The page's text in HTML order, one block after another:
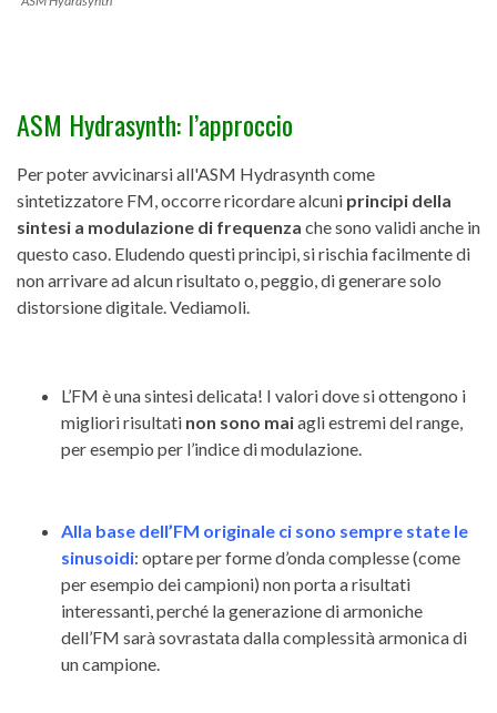
ASM Hydrasynth: l’approccio
Per poter avvicinarsi all'ASM Hydrasynth come
sintetizzatore FM, occorre ricordare alcuni principi della
sintesi a modulazione di frequenza che sono validi anche in
questo caso. Eludendo questi principi, si rischia facilmente di
non arrivare ad alcun risultato o, peggio, di generare solo
distorsione digitale. Vediamoli.
L’FM è una sintesi delicata! I valori dove si ottengono i
migliori risultati non sono maiagli estremi del range,
per esempio per l’indice di modulazione.
Alla base dell’FM originale ci sono sempre state le
sinusoidi: optare per forme d’onda complesse (come
per esempio dei campioni) non porta a risultati
interessanti, perché la generazione di armoniche
dell’FM sarà sovrastata dalla complessità armonica di
un campione.